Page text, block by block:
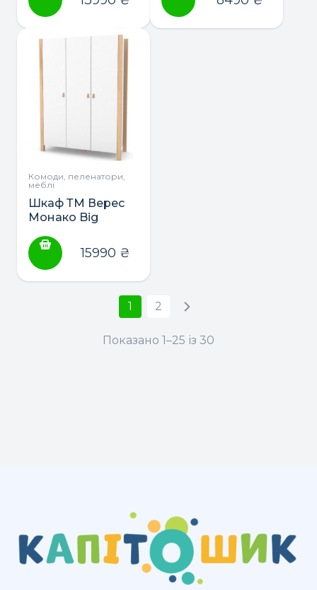
Комоди, пеленатори,
меблі
Шкаф ТМ Верес
Монако Big
15990 ₴
1 2
Показано 1–25 із 30